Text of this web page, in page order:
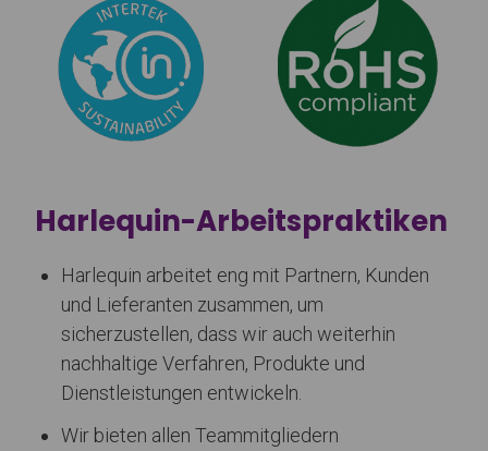
Harlequin-Arbeitspraktiken
Harlequin arbeitet eng mit Partnern, Kunden
und Lieferanten zusammen, um
sicherzustellen, dass wir auch weiterhin
nachhaltige Verfahren, Produkte und
Dienstleistungen entwickeln.
Wir bieten allen Teammitgliedern